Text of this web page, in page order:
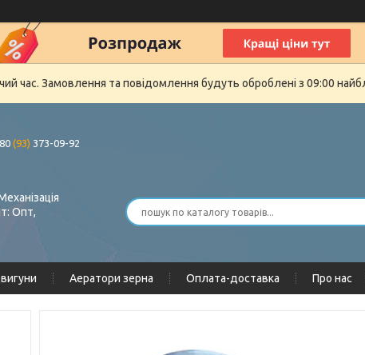
час. Замовлення та повідомлення будуть оброблені з 09:00
(93) 373-09-92
Опт,
Аератори зерна Оплата-доставка Про нас